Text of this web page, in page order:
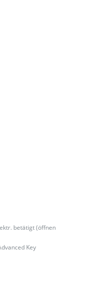
betätigt (öffnen
Key